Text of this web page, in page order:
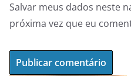
Salvar meus dados neste
próxima vez que eu